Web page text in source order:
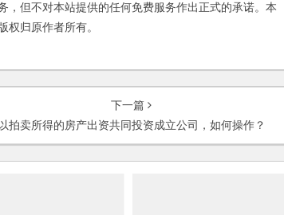
但不对本站提供的任何免费服务作出正式的承诺。本
归原作者所有。
下一篇
以拍卖所得的房产出资共同投资成立公司，如何操作？